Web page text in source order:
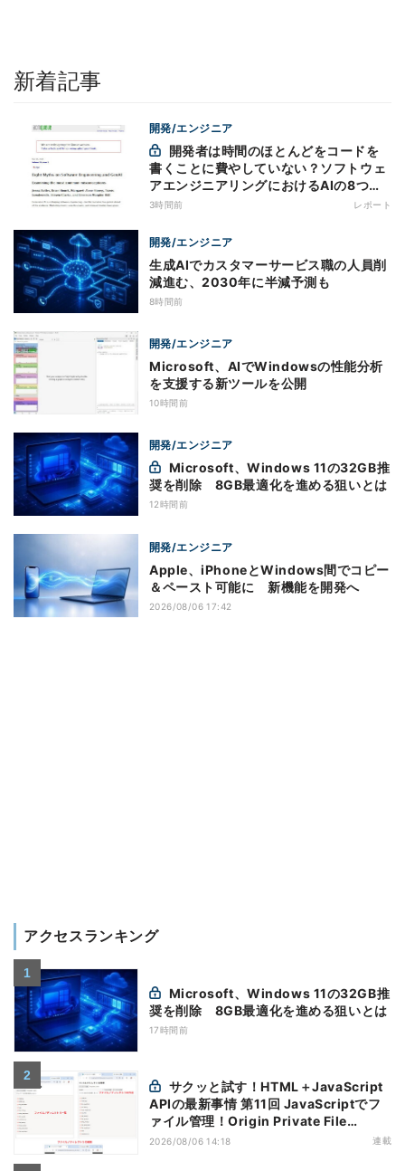
新着記事
開発/エンジニア
書くことに費やしていない？ソフトウェ
アエンジニアリングにおけるAIの8つの
神話への賛否
3時間前 レポート
開発/エンジニア
生成AIでカスタマーサービス職の人員削
減進む、2030年に半減予測も
8時間前
開発/エンジニア
Microsoft、AIでWindowsの性能分析
を支援する新ツールを公開
10時間前
開発/エンジニア
奨を削除 8GB最適化を進める狙いとは
12時間前
開発/エンジニア
Apple、iPhoneとWindows間でコピー
＆ペースト可能に 新機能を開発へ
2026/08/06 17:42
アクセスランキング
奨を削除 8GB最適化を進める狙いとは
17時間前
APIの最新事情 第11回 JavaScriptでフ
ァイル管理！Origin Private File
Systemを活用する
2026/08/06 14:18 連載